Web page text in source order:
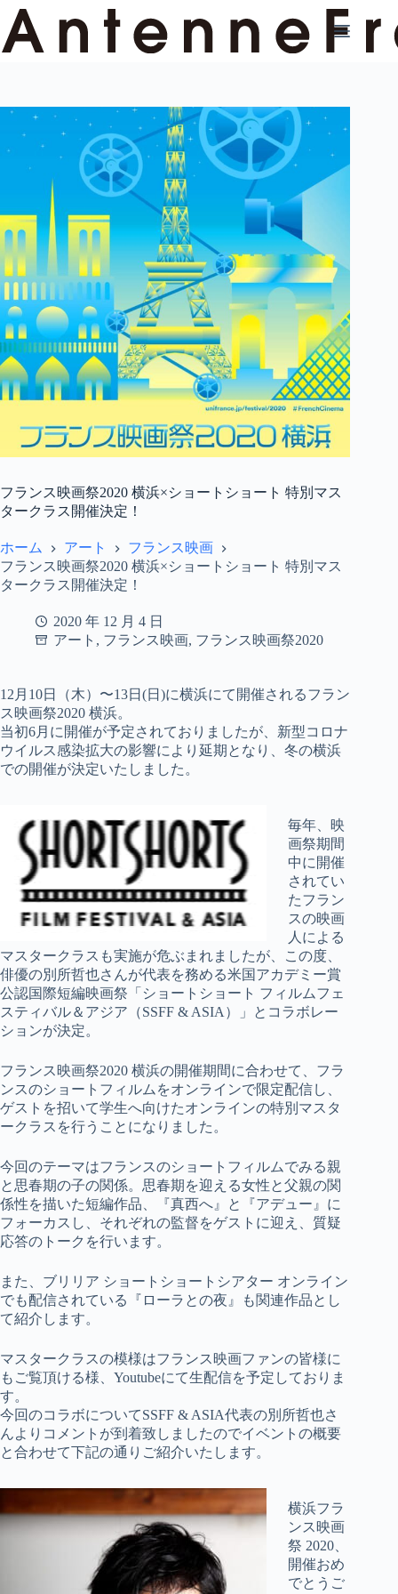
ン
テ
フランス映画祭2020 横浜×ショートショート 特別マス
タークラス開催決定！
ホーム アート
フランス映画
フランス映画祭2020 横浜×ショートショート 特別マス
タークラス開催決定！
2020 年 12 月 4 日
アート , フランス映画, フランス映画祭2020
12月10日（木）〜13日(日)に横浜にて開催されるフラン
ス映画祭2020 横浜。
当初6月に開催が予定されておりましたが、新型コロナ
ウイルス感染拡大の影響により延期となり、冬の横浜
での開催が決定いたしました。
毎年、映
画祭期間
中に開催
されてい
たフラン
スの映画
人による
マスタークラスも実施が危ぶまれましたが、この度、
俳優の別所哲也さんが代表を務める米国アカデミー賞
公認国際短編映画祭「ショートショート フィルムフェ
スティバル＆アジア（SSFF & ASIA）」とコラボレー
ションが決定。
フランス映画祭2020 横浜の開催期間に合わせて、フラ
ンスのショートフィルムをオンラインで限定配信し、
ゲストを招いて学生へ向けたオンラインの特別マスタ
ークラスを行うことになりました。
今回のテーマはフランスのショートフィルムでみる親
と思春期の子の関係。思春期を迎える女性と父親の関
係性を描いた短編作品、『真西へ』と『アデュー』に
フォーカスし、それぞれの監督をゲストに迎え、質疑
応答のトークを行います。
また、ブリリア ショートショートシアター オンライン
でも配信されている『ローラとの夜』も関連作品とし
て紹介します。
マスタークラスの模様はフランス映画ファンの皆様に
もご覧頂ける様、Youtubeにて生配信を予定しておりま
す。
今回のコラボについてSSFF & ASIA代表の別所哲也さ
んよりコメントが到着致しましたのでイベントの概要
と合わせて下記の通りご紹介いたします。
横浜フラ
ンス映画
祭 2020、
開催おめ
でとうご